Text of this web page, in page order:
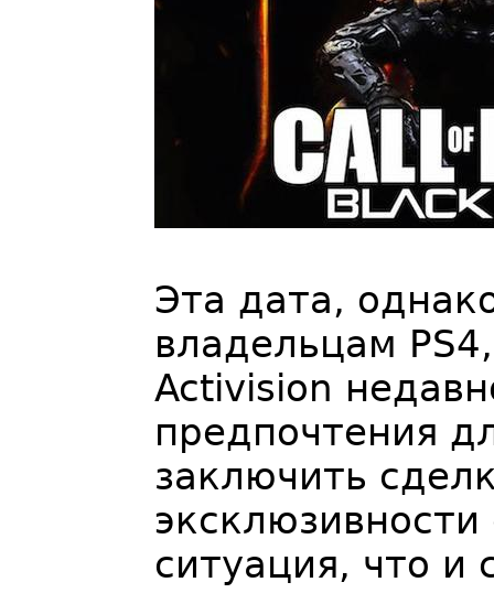
Эта дата,
владельцам
Activision
предпочтения
заключить
ситуация, что и